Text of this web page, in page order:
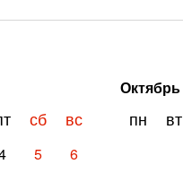
сб вс
5
6
Октябрь
пн вт